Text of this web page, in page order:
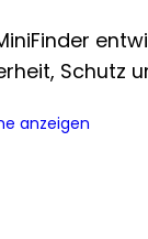
Schutz
anzeigen